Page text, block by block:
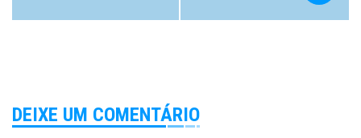
DEIXE UM COMENTÁRIO